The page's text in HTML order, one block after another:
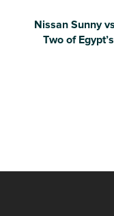
Nissan Sunny
Two of